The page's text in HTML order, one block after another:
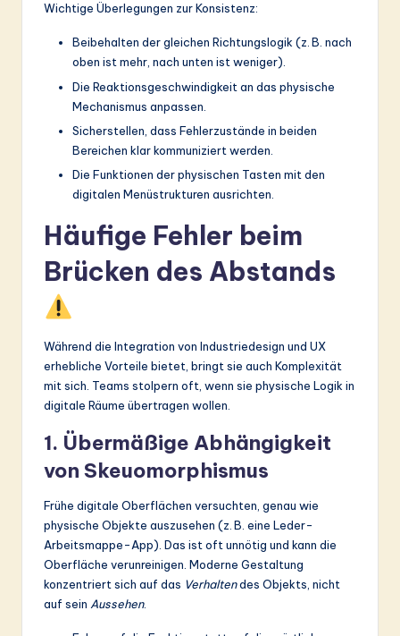
Wichtige Überlegungen zur Konsistenz:
Beibehalten der gleichen Richtungslogik (z. B. nach
oben ist mehr, nach unten ist weniger).
Die Reaktionsgeschwindigkeit an das physische
Mechanismus anpassen.
Sicherstellen, dass Fehlerzustände in beiden
Bereichen klar kommuniziert werden.
Die Funktionen der physischen Tasten mit den
digitalen Menüstrukturen ausrichten.
Häufige Fehler beim
Brücken des Abstands
Während die Integration von Industriedesign und UX
erhebliche Vorteile bietet, bringt sie auch Komplexität
mit sich. Teams stolpern oft, wenn sie physische Logik in
digitale Räume übertragen wollen.
1. Übermäßige Abhängigkeit
von Skeuomorphismus
Frühe digitale Oberflächen versuchten, genau wie
physische Objekte auszusehen (z. B. eine Leder-
Arbeitsmappe-App). Das ist oft unnötig und kann die
Oberfläche verunreinigen. Moderne Gestaltung
konzentriert sich auf das Verhaltendes Objekts, nicht
auf sein Aussehen.